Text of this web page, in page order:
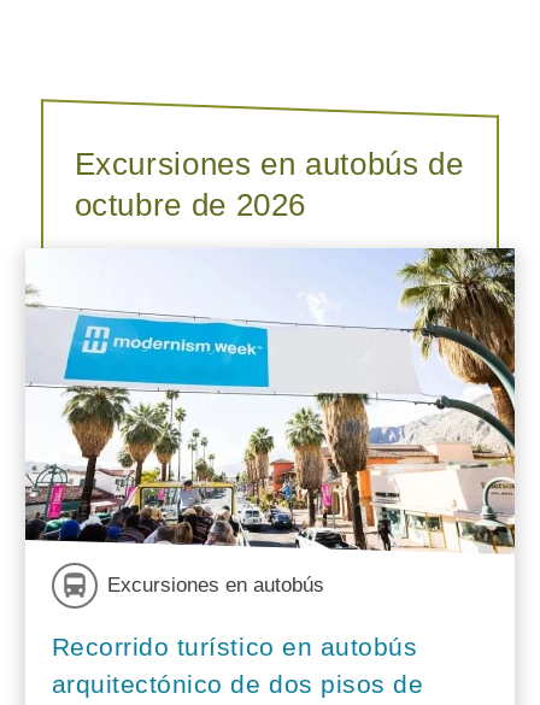
Excursiones en autobús de
octubre de 2026
Excursiones en autobús
Recorrido turístico en autobús
arquitectónico de dos pisos de